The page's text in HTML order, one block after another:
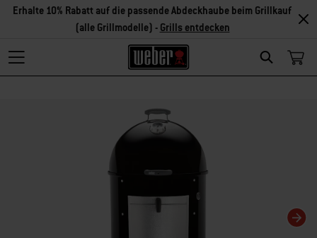
Search
Erhalte 10% Rabatt auf die passende Abdeckhaube beim Grillkauf
(alle Grillmodelle) - Grills entdecken
Changing this current slide of this carousel will change the current slide of